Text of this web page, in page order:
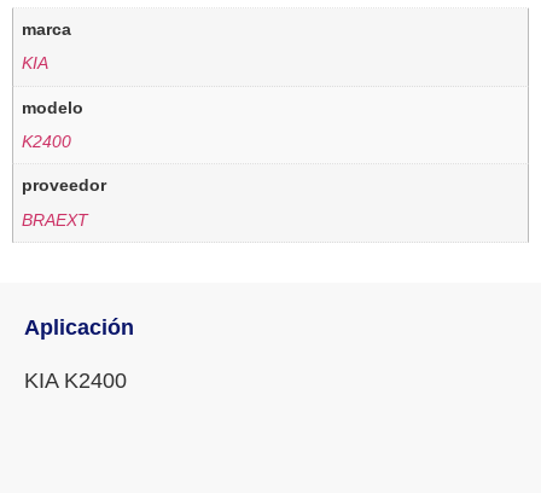
marca
KIA
modelo
K2400
proveedor
BRAEXT
Aplicación
KIA K2400